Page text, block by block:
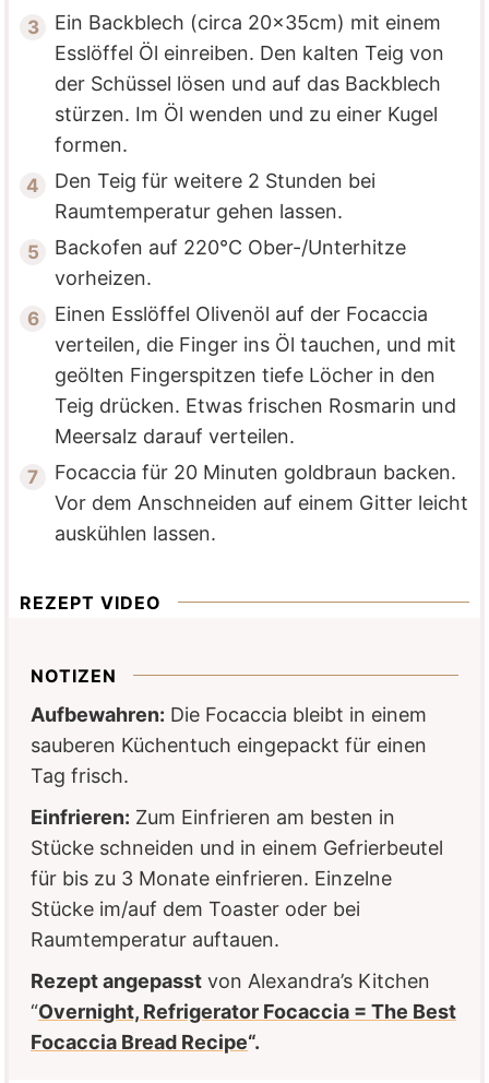
Ein Backblech (circa 20x35cm) mit einem
Esslöffel Öl einreiben. Den kalten Teig von
der Schüssel lösen und auf das Backblech
stürzen. Im Öl wenden und zu einer Kugel
formen.
Den Teig für weitere 2 Stunden bei
Raumtemperatur gehen lassen.
Backofen auf 220°C Ober-/Unterhitze
vorheizen.
Einen Esslöffel Olivenöl auf der Focaccia
verteilen, die Finger ins Öl tauchen, und mit
geölten Fingerspitzen tiefe Löcher in den
Teig drücken. Etwas frischen Rosmarin und
Meersalz darauf verteilen.
Focaccia für 20 Minuten goldbraun backen.
Vor dem Anschneiden auf einem Gitter leicht
auskühlen lassen.
REZEPT VIDEO
NOTIZEN
Aufbewahren: Die Focaccia bleibt in einem
sauberen Küchentuch eingepackt für einen
Tag frisch.
Einfrieren: Zum Einfrieren am besten in
Stücke schneiden und in einem Gefrierbeutel
für bis zu 3 Monate einfrieren. Einzelne
Stücke im/auf dem Toaster oder bei
Raumtemperatur auftauen.
Rezept angepasst von Alexandra’s Kitchen
“Overnight, Refrigerator Focaccia = The Best
Focaccia Bread Recipe“.